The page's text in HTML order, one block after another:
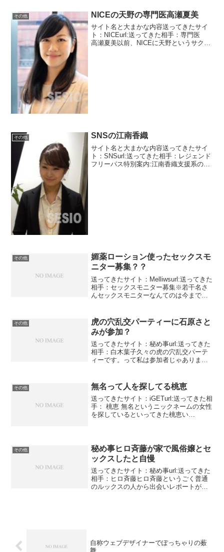
その他 NICEの天野の専門医高瀬夏美
サイト名と大まかな内容送ってきたサイ
ト：NICEurl:送ってきた相手：専門医
高瀬夏美以前、NICEに天野というサクラ
その他 SNSの江南香織
サイト名と大まかな内容送ってきたサイ
ト：SNSurl:送ってきた相手：レジェンド
フリーパス特別案内:江南香織支援系のメ
その他
媚薬ローション使ったセックスモ
ニター募集？？
送ってきたサイト：Melliwsurl:送ってきた
相手：セックスモニター募集※若干名さ
んセックスモニターなんてのは今までな
薬入りとか・・・・女性モニターを自由
に選べると...
その他
虎の穴乱交パーティーに石原さと
みが参加？
送ってきたサイト：秘め事url:送ってきた
相手：白木葉子久々の虎の穴乱交パーテ
ィーです。って私は参加者じゃありませ
に何回か行われているということになっ
ています。ここは手...
その他 無名って人を探してる桃恵
送ってきたサイト：iGETurl:送ってきた相
手： 桃恵 無名というニックネームの女性
を探しているといってきた桃恵い
す。女という噂も...
その他
秘め事ヒロ斉藤が家で風俗嬢とセ
ックスしたと自慢
送ってきたサイト：秘め事url:送ってきた
相手：ヒロ斉藤ヒロ斉藤というごく普通
のルックスの人から出会いレポートが届
自称ウェブデザイナーでぽっちゃりの薮
舞